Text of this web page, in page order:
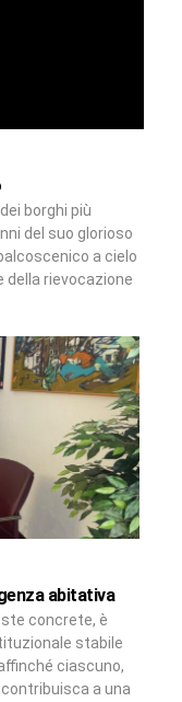
borghi più
del suo glorioso
a cielo
della rievocazione
abitativa
concrete, è
stabile
ciascuno,
a una